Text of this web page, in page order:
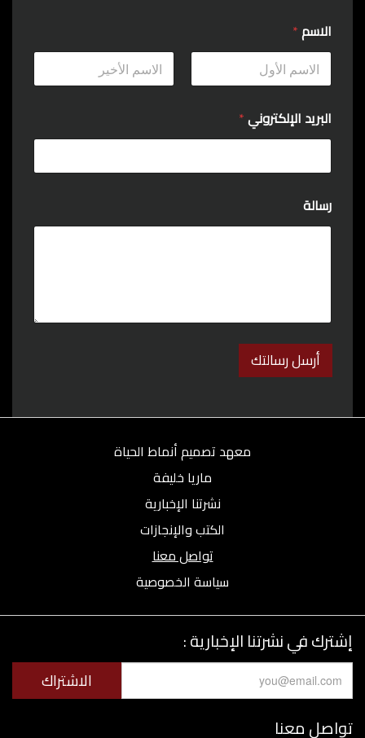
الاسم*
First
Last
البريد الإلكتروني*
رسالة
أرسل رسالتك
معهد تصميم أنماط الحياة
ماريا خليفة
نشرتنا الإخبارية
الكتب والإنجازات
تواصل معنا
سياسة الخصوصية
إشترك في نشرتنا الإخبارية :
تواصل معنا